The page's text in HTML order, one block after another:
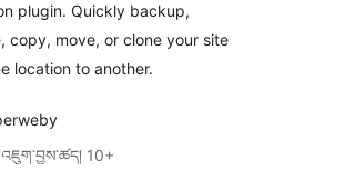
plugin. Quickly backup,
copy, move, or clone your site
location to another.
10+